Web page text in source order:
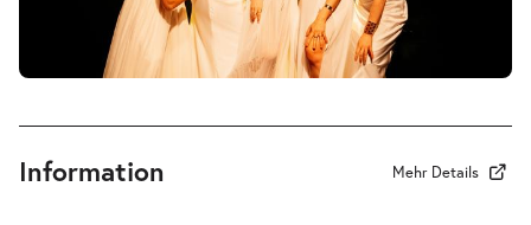
Elektra
Mi.
26.05.2027
Mi. 26.05.2027
Tickets
Information Mehr Details